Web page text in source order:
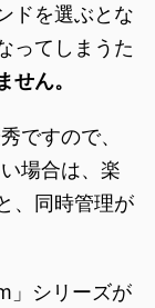
ドを選ぶとな
ってしまうた
ん。
ですので、
場合は、楽
、同時管理が
」シリーズが